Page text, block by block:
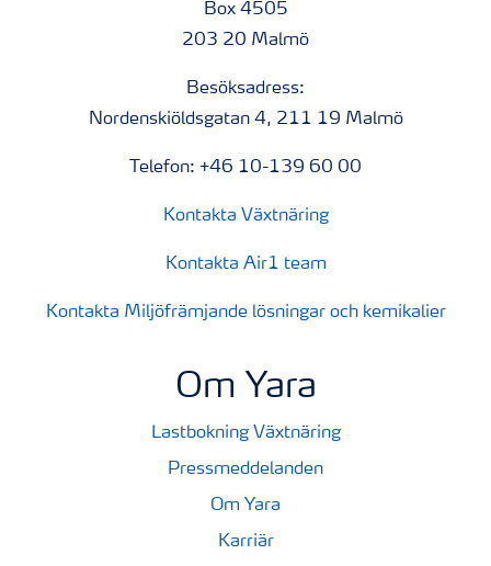
Box 4505
203 20 Malmö
Besöksadress:
Nordenskiöldsgatan 4, 211 19 Malmö
Telefon: +46 10-139 60 00
Kontakta Växtnäring
Kontakta Air1 team
Kontakta Miljöfrämjande lösningar och kemikalier
Om Yara
Lastbokning Växtnäring
Pressmeddelanden
Om Yara
Karriär